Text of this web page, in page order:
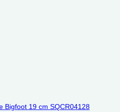
Bigfoot 19 cm SQCR04128